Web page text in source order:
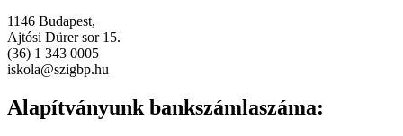
1146 Budapest,
Ajtósi Dürer sor 15.
(36) 1 343 0005
iskola@szigbp.hu
Alapítványunk bankszámlaszáma: